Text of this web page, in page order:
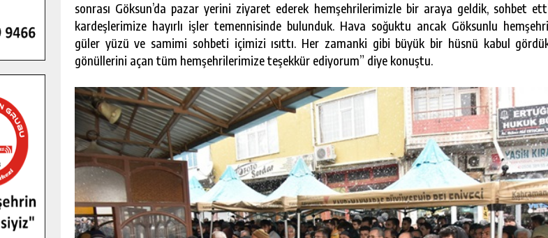
sonrası Göksun’da pazar yerini ziyaret ederek hemşehrilerimizle bir araya geldik, sohbet
kardeşlerimize hayırlı işler temennisinde bulunduk. Hava soğuktu ancak Göksunlu
güler yüzü ve samimi sohbeti içimizi ısıttı. Her zamanki gibi büyük bir hüsnü kabul
gönüllerini açan tüm hemşehrilerimize teşekkür ediyorum” diye konuştu.